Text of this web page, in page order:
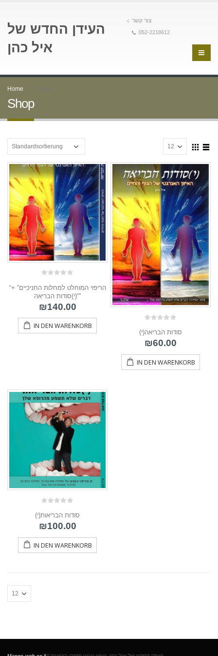
העידן החדש של
איל כהן
צור קשר
052-2218612
Home Shop
Shop
out
of
“הריפוי המוחלט למחלות החניכיים” +
“(י)סודות הבריאה”
₪140.00
IN DEN WARENKORB
out
of
5
(י)סודות הבריאה
₪60.00
IN DEN WARENKORB
out
of
5
(י)סודות הבריאות
₪100.00
IN DEN WARENKORB